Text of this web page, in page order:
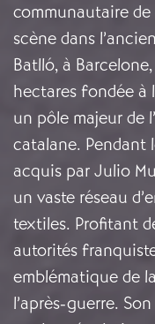
communautaire
scène dans
Batlló, à
hectares fondée à
un pôle majeur de
catalane. Pendant
acquis par Julio
un vaste réseau
textiles. Profitant
autorités
emblématique de
l’après-guerre.